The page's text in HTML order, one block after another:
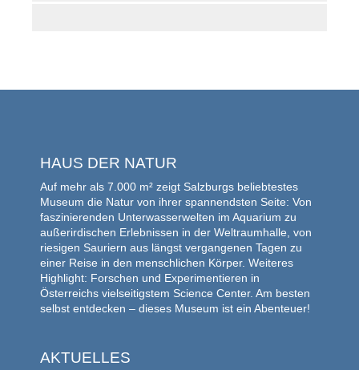
HAUS DER NATUR
Auf mehr als 7.000 m² zeigt Salzburgs beliebtestes
Museum die Natur von ihrer spannendsten Seite: Von
faszinierenden Unterwasserwelten im Aquarium zu
außerirdischen Erlebnissen in der Weltraumhalle, von
riesigen Sauriern aus längst vergangenen Tagen zu
einer Reise in den menschlichen Körper. Weiteres
Highlight: Forschen und Experimentieren in
Österreichs vielseitigstem Science Center. Am besten
selbst entdecken – dieses Museum ist ein Abenteuer!
AKTUELLES